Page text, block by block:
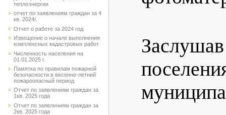
теплоэнергии
отчет по заявлениям граждан за 4
кв. 2024г.
Отчет о работе за 2024 год
Извещение о начале выполнения
комплексных кадастровых работ
Численность населения на
01.01.2025 г.
Памятка по правилам пожарной
безопасности в весенне-летний
пожароопасный период
Отчет по заявлениям граждан за
1кв. 2025 года
Отчет по заявлениям граждан за
2кв. 2025 года